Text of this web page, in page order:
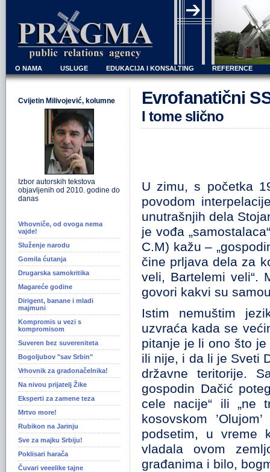
O NAMA USLUGE EDUKACIJA I KONSALTING REFERENCE
Cvijetin Milivojević, kolumne
Izbor autorskih tekstova
objavljenih od 2010. godine do
danas
Vrhovniče, od ovoga nema
vajde!
Služenje narodu
Gomila ćutanja
Drugarska samokritika
Magareće godine
Dirigent, banane i mladi
majmuni
Kompromis u vezi s
kompromisom
Suveren bez suvereniteta
Bogoljubov "sav Srbin"
Vrhovnik za gradonačelnika!
Na nivou prijatelj Žike
Eksperti za zamene teza
Mrtvo more!
Rubikon na Jarinju
Sve za majku Srbiju!
Poklisari harača
Čuvari veeelike tajne
Evrofanatični
I tome slično
U zimu, s početka
povodom
unutrašnjih dela
je vođa
C.M) kažu –
čine prljava dela za
veli, Bartelemi veli“.
govori kakvi su
Istim nemuštim
uzvraća kada se
pitanje je li ono što
ili nije, i da li je Sveti
državne teritorije.
gospodin Dačić
cele nacije“ ili „ne
kosovskom
podsetim, u vreme
vladala ovom
građanima i bilo,